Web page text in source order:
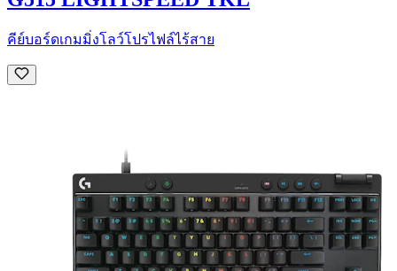
คีย์บอร์ดเกมมิ่งโลว์โปรไฟล์ไร้สาย